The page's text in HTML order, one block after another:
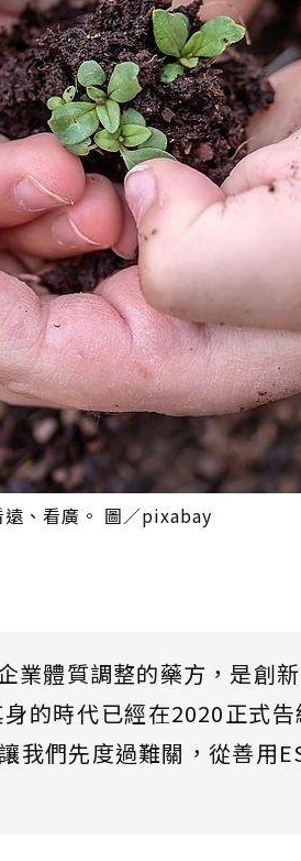
遠、看廣。 圖／pixabay
業體質調整的藥方，是創新
的時代已經在2020正式
我們先度過難關，從善用